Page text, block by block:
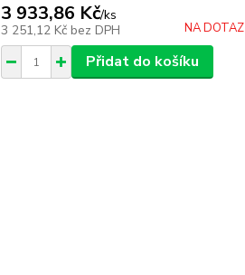
3 933,86 Kč/ks
3 251,12 Kč bez DPH NA DOTAZ
Přidat do košíku